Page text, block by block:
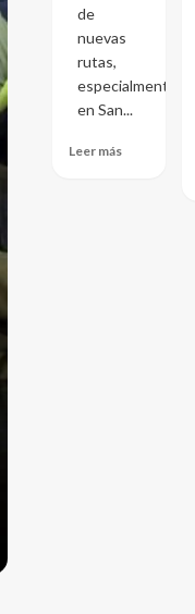
de
nuevas
rutas,
especialmente
en San...
Leer más